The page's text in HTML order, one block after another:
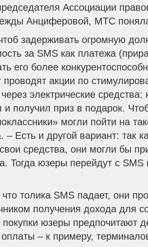
Ассоциации
Анциферовой, МТС
задерживать огромную
за SMS как платежа
его более
акции по
электрические средства:
и получил приз в подарок.
могли пойти на
– Есть и другой вариант: так
свои средства, они могли бы
Тогда юзеры перейдут с
толика SMS падает, они
получения дохода для
юзеры предпочитают
оплаты – к примеру,